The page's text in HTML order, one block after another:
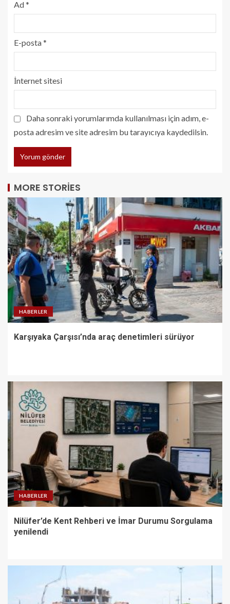
Ad*
E-posta*
İnternet sitesi
Daha sonraki yorumlarımda kullanılması için adım, e-
posta adresim ve site adresim bu tarayıcıya kaydedilsin.
MORE STORIES
HABERLER
Karşıyaka Çarşısı’nda araç denetimleri sürüyor
HABERLER
Nilüfer’de Kent Rehberi ve İmar Durumu Sorgulama
yenilendi